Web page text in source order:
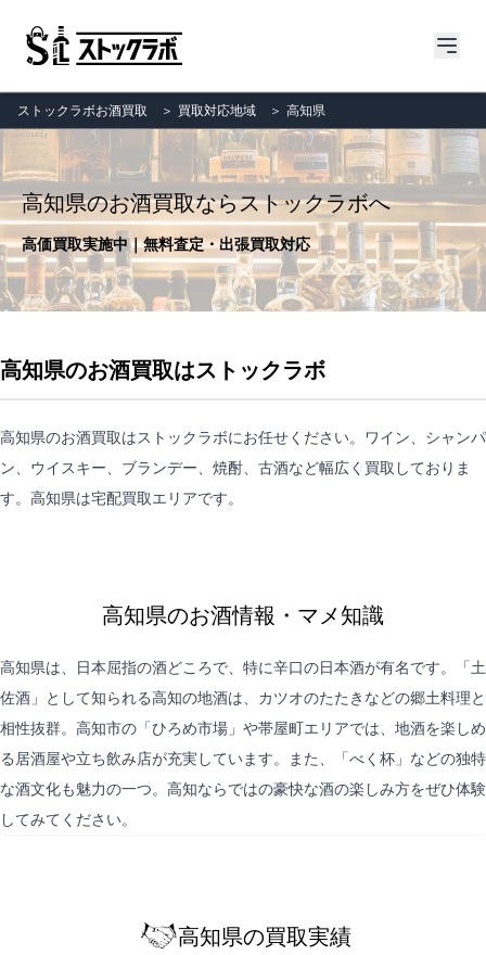
ストックラボお酒買取 ＞ 買取対応地域 ＞ 高知県
高知県のお酒買取ならストックラボへ
高価買取実施中｜無料査定・出張買取対応
高知県のお酒買取はストックラボ
高知県のお酒買取はストックラボにお任せください。ワイン、シャンパ
ン、ウイスキー、ブランデー、焼酎、古酒など幅広く買取しておりま
す。高知県は宅配買取エリアです。
高知県のお酒情報・マメ知識
高知県は、日本屈指の酒どころで、特に辛口の日本酒が有名です。「土
佐酒」として知られる高知の地酒は、カツオのたたきなどの郷土料理と
相性抜群。高知市の「ひろめ市場」や帯屋町エリアでは、地酒を楽しめ
る居酒屋や立ち飲み店が充実しています。また、「べく杯」などの独特
な酒文化も魅力の一つ。高知ならではの豪快な酒の楽しみ方をぜひ体験
してみてください。
高知県の買取実績